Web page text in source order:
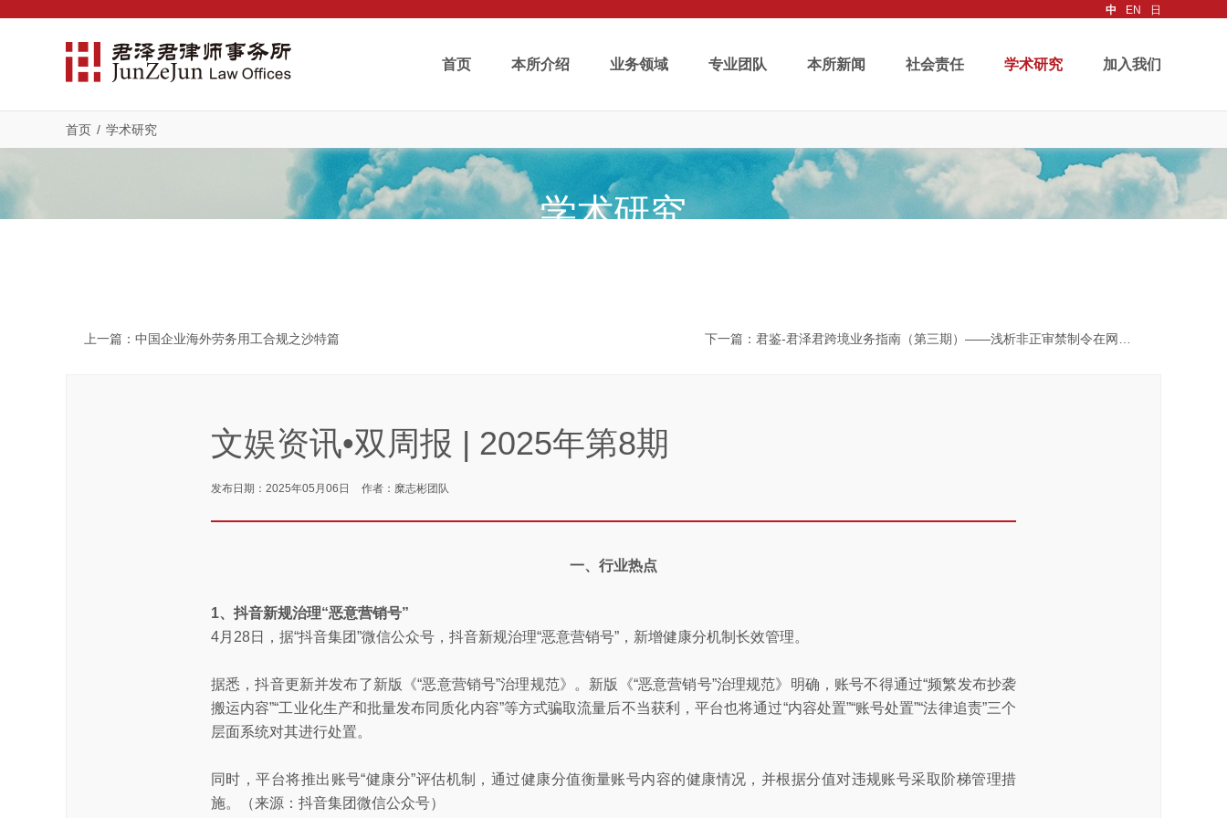
中 EN 日
首页 本所介绍 业务领域 专业团队 本所新闻 社会责任 学术研究 加入我们
首页 / 学术研究
学术研究
上一篇 ：中国企业海外劳务用工合规之沙特篇 下一篇 ：君鉴-君泽君跨境业务指南（第三期）——浅析非正审禁制令在网络诈骗中的法律适用与实践意义
文娱资讯•双周报 | 2025年第8期
发布日期：2025年05月06日 作者：糜志彬团队
一、行业热点
1、抖音新规治理“恶意营销号”
4月28日，据“抖音集团”微信公众号，抖音新规治理“恶意营销号”，新增健康分机制长效管理。
据悉，抖音更新并发布了新版《“恶意营销号”治理规范》。新版《“恶意营销号”治理规范》明确，账号不得通过“频繁发布抄袭
搬运内容”“工业化生产和批量发布同质化内容”等方式骗取流量后不当获利，平台也将通过“内容处置”“账号处置”“法律追责”三个
层面系统对其进行处置。
同时，平台将推出账号“健康分”评估机制，通过健康分值衡量账号内容的健康情况，并根据分值对违规账号采取阶梯管理措
施。（来源：抖音集团微信公众号）